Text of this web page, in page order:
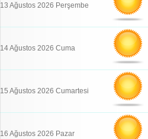
13 Ağustos 2026 Perşembe
14 Ağustos 2026 Cuma
15 Ağustos 2026 Cumartesi
16 Ağustos 2026 Pazar